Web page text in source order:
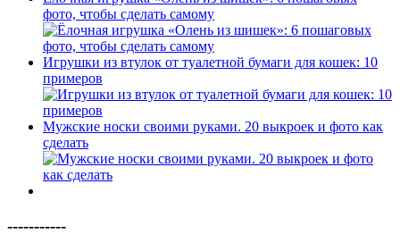
фото, чтобы сделать самому
Игрушки из втулок от туалетной бумаги для кошек: 10
примеров
Мужские носки своими руками. 20 выкроек и фото как
сделать
-----------